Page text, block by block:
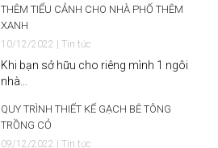
THÊM TIỂU CẢNH CHO NHÀ PHỐ THÊM
XANH
10/12/2022 | Tin tức
Khi bạn sở hữu cho riêng mình 1 ngôi
nhà...
QUY TRÌNH THIẾT KẾ GẠCH BÊ TÔNG
TRỒNG CỎ
09/12/2022 | Tin tức